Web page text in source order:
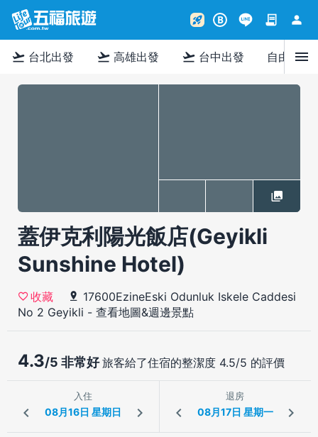
rocket_launch B contract person
flight_takeoff 台北出發 flight_takeoff 高雄出發 flight_takeoff 台中出發 自由行menu
蓋伊克利陽光飯店(Geyikli
Sunshine Hotel)
收藏
17600EzineEski Odunluk Iskele Caddesi
No 2 Geyikli - 查看地圖&週邊景點
4.3/5 非常好旅客給了住宿的整潔度 4.5/5 的評價
入住 退房